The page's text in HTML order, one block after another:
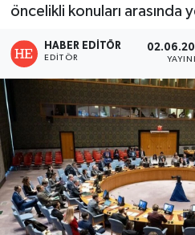
öncelikli konuları arasında
HABER EDITÖR
EDITÖR